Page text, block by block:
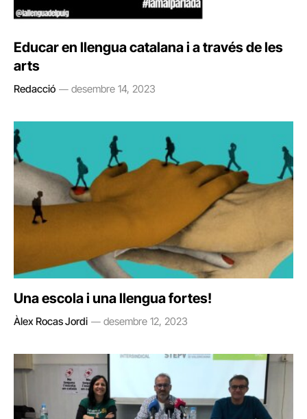
Educar en llengua catalana i a través de les
arts
Redacció desembre 14, 2023
Una escola i una llengua fortes!
Àlex Rocas Jordi desembre 12, 2023